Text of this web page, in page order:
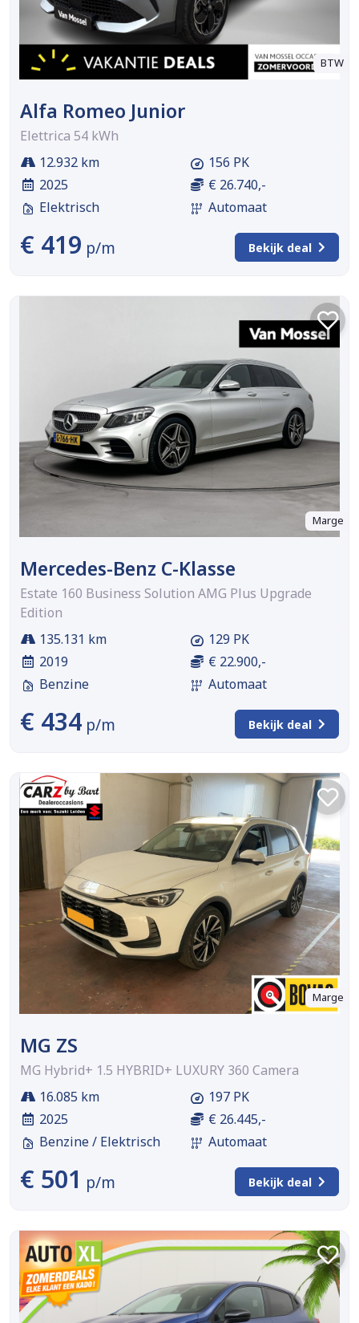
BTW
Alfa Romeo Junior
Elettrica 54 kWh
12.932 km
2025
Elektrisch
156 PK
€ 26.740,-
Automaat
€ 419 p/m Bekijk deal
Marge
Mercedes-Benz C-Klasse
Estate 160 Business Solution AMG Plus Upgrade
Edition
135.131 km
2019
Benzine
129 PK
€ 22.900,-
Automaat
€ 434 p/m Bekijk deal
Marge
MG ZS
MG Hybrid+ 1.5 HYBRID+ LUXURY 360 Camera
16.085 km
2025
Benzine / Elektrisch
197 PK
€ 26.445,-
Automaat
€ 501 p/m Bekijk deal